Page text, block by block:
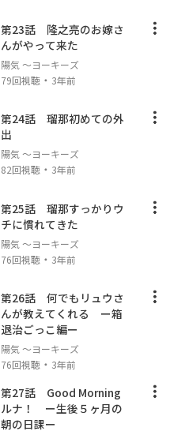
第23話 隆之亮のお嫁さ
んがやって来た
陽気 ～ヨーキーズ
79回視聴 ・ 3年前
第24話 瑠那初めての外
出
陽気 ～ヨーキーズ
82回視聴 ・ 3年前
第25話 瑠那すっかりウ
チに慣れてきた
陽気 ～ヨーキーズ
76回視聴 ・ 3年前
第26話 何でもリュウさ
んが教えてくれる ー箱
退治ごっこ編ー
陽気 ～ヨーキーズ
76回視聴 ・ 3年前
第27話 Good Morning
ルナ！ ー生後５ヶ月の
朝の日課ー